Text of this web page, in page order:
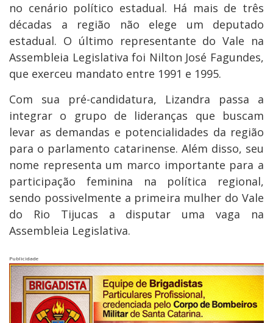
no cenário político estadual. Há mais de três
décadas a região não elege um deputado
estadual. O último representante do Vale na
Assembleia Legislativa foi Nilton José Fagundes,
que exerceu mandato entre 1991 e 1995.
Com sua pré-candidatura, Lizandra passa a
integrar o grupo de lideranças que buscam
levar as demandas e potencialidades da região
para o parlamento catarinense. Além disso, seu
nome representa um marco importante para a
participação feminina na política regional,
sendo possivelmente a primeira mulher do Vale
do Rio Tijucas a disputar uma vaga na
Assembleia Legislativa.
Publicidade